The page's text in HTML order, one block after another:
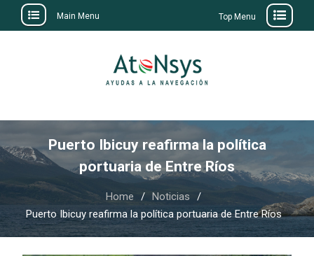
Main Menu Top Menu
Puerto Ibicuy reafirma la política
portuaria de Entre Ríos
Home
Noticias
Puerto Ibicuy reafirma la política portuaria de Entre Ríos